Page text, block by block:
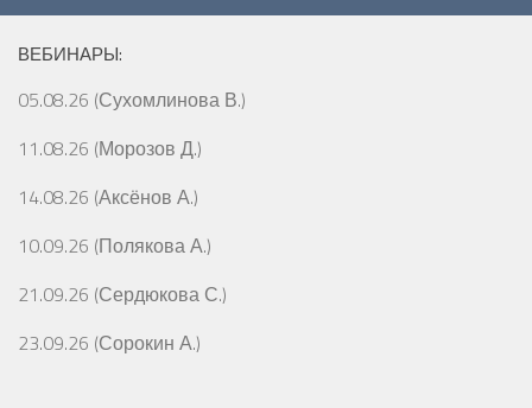
ВЕБИНАРЫ:
05.08.26 (Сухомлинова В.)
11.08.26 (Морозов Д.)
14.08.26 (Аксёнов А.)
10.09.26 (Полякова А.)
21.09.26 (Сердюкова С.)
23.09.26 (Сорокин А.)